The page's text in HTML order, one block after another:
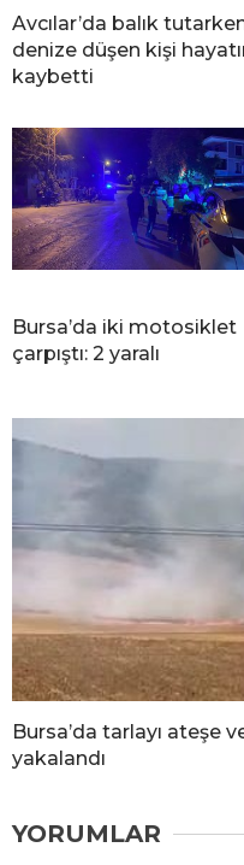
Avcılar’da balık
denize düşen kişi
kaybetti
Bursa’da iki motosiklet
çarpıştı: 2 yaralı
Bursa’da tarlayı ateşe
yakalandı
YORUMLAR